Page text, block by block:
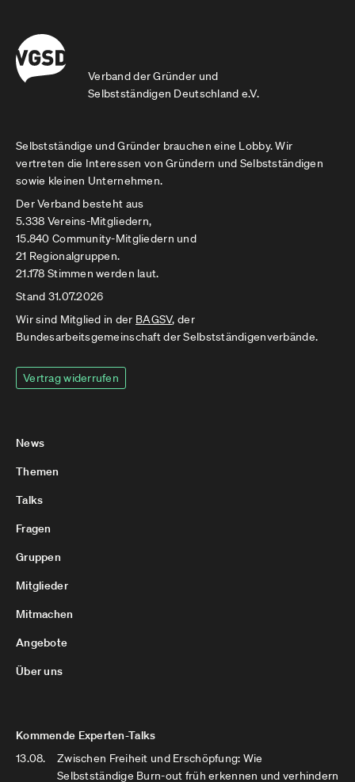
Verband der Gründer und
Selbstständigen Deutschland e.V.
Selbstständige und Gründer brauchen eine Lobby. Wir
vertreten die Interessen von Gründern und Selbstständigen
sowie kleinen Unternehmen.
Der Verband besteht aus
5.338 Vereins-Mitgliedern,
15.840 Community-Mitgliedern und
21 Regionalgruppen.
21.178 Stimmen werden laut.
Stand 31.07.2026
Wir sind Mitglied in der BAGSV, der
Bundesarbeitsgemeinschaft der Selbstständigenverbände.
Vertrag widerrufen
News
Themen
Talks
Fragen
Gruppen
Mitglieder
Mitmachen
Angebote
Über uns
Kommende Experten-Talks
13.08.
Zwischen Freiheit und Erschöpfung: Wie
Selbstständige Burn-out früh erkennen und verhindern